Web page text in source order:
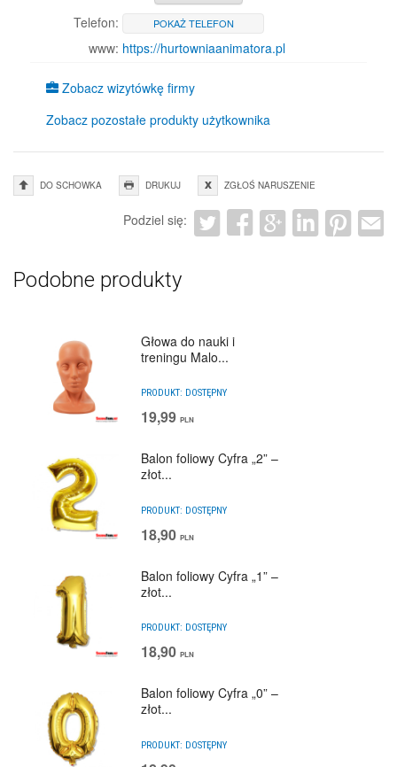
Telefon: POKAŻ TELEFON
www: https://hurtowniaanimatora.pl
Zobacz wizytówkę firmy
Zobacz pozostałe produkty użytkownika
DO SCHOWKA DRUKUJ ZGŁOŚ NARUSZENIE
Podziel się:
Podobne produkty
Głowa do nauki i
treningu Malo...
PRODUKT: DOSTĘPNY
19,99 PLN
Balon foliowy Cyfra „2” –
złot...
PRODUKT: DOSTĘPNY
18,90 PLN
Balon foliowy Cyfra „1” –
złot...
PRODUKT: DOSTĘPNY
18,90 PLN
Balon foliowy Cyfra „0” –
złot...
PRODUKT: DOSTĘPNY